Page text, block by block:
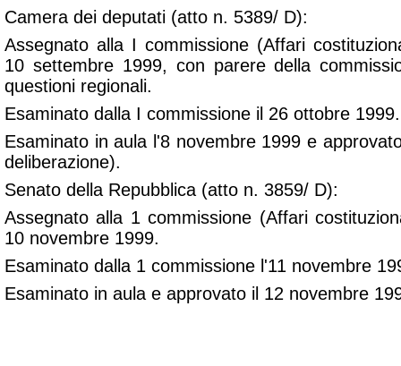
Camera dei deputati (atto n. 5389/ D):
Assegnato alla I commissione (Affari
10 settembre 1999, con parere della
questioni regionali.
Esaminato dalla I commissione il 26 ottobre 1999.
Esaminato in aula l'8 novembre 1999 e
deliberazione).
Senato della Repubblica (atto n. 3859/ D):
Assegnato alla 1 commissione (Affari
10 novembre 1999.
Esaminato dalla 1 commissione l'11 novembre
Esaminato in aula e approvato il 12 novembre